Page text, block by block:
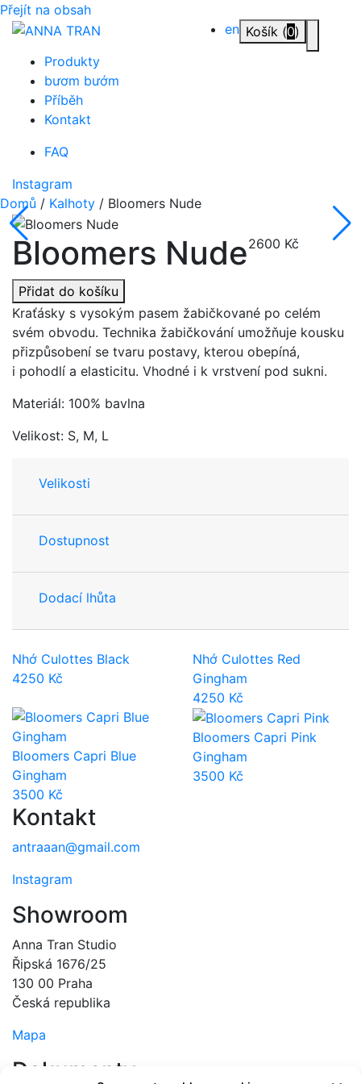
Přejít na obsah
en Košík (0)
Produkty
bươm bướm
Příběh
Kontakt
FAQ
Instagram
Domů / Kalhoty / Bloomers Nude
Bloomers Nude2600 Kč
Přidat do košíku
Kraťásky s vysokým pasem žabičkované po celém
svém obvodu. Technika žabičkování umožňuje kousku
přizpůsobení se tvaru postavy, kterou obepíná,
i pohodlí a elasticitu. Vhodné i k vrstvení pod sukni.
Materiál: 100% bavlna
Velikost: S, M, L
Velikosti
Dostupnost
Dodací lhůta
Nhớ Culottes Black
4250 Kč
Nhớ Culottes Red
Gingham
4250 Kč
Bloomers Capri Blue
Gingham
3500 Kč
Bloomers Capri Pink
Gingham
3500 Kč
Kontakt
antraaan@gmail.com
Instagram
Showroom
Anna Tran Studio
Řipská 1676/25
130 00 Praha
Česká republika
Mapa
Dokumenty